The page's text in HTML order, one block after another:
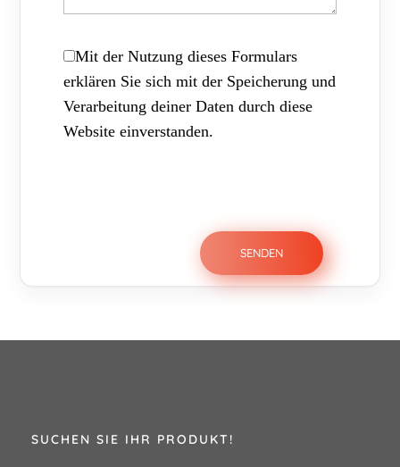
Mit der Nutzung dieses Formulars
erklären Sie sich mit der Speicherung und
Verarbeitung deiner Daten durch diese
Website einverstanden.
SUCHEN SIE IHR PRODUKT!